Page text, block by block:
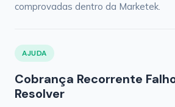
comprovadas dentro da Marketek.
AJUDA
Cobrança Recorrente
Resolver